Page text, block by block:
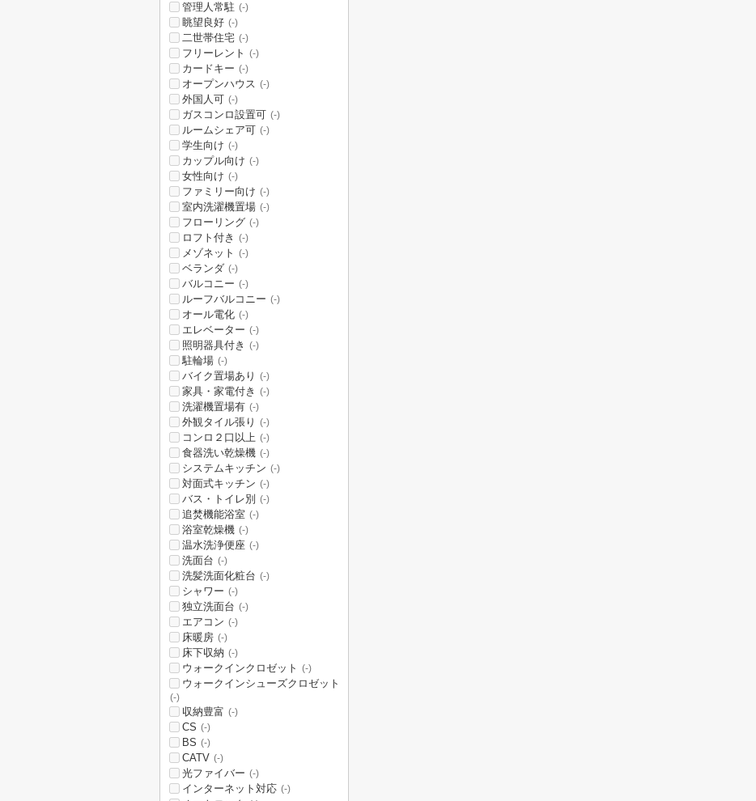
管理人常駐 (-)
眺望良好 (-)
二世帯住宅 (-)
フリーレント (-)
カードキー (-)
オープンハウス (-)
外国人可 (-)
ガスコンロ設置可 (-)
ルームシェア可 (-)
学生向け (-)
カップル向け (-)
女性向け (-)
ファミリー向け (-)
室内洗濯機置場 (-)
フローリング (-)
ロフト付き (-)
メゾネット (-)
ベランダ (-)
バルコニー (-)
ルーフバルコニー (-)
オール電化 (-)
エレベーター (-)
照明器具付き (-)
駐輪場 (-)
バイク置場あり (-)
家具・家電付き (-)
洗濯機置場有 (-)
外観タイル張り (-)
コンロ２口以上 (-)
食器洗い乾燥機 (-)
システムキッチン (-)
対面式キッチン (-)
バス・トイレ別 (-)
追焚機能浴室 (-)
浴室乾燥機 (-)
温水洗浄便座 (-)
洗面台 (-)
洗髪洗面化粧台 (-)
シャワー (-)
独立洗面台 (-)
エアコン (-)
床暖房 (-)
床下収納 (-)
ウォークインクロゼット (-)
ウォークインシューズクロゼット
(-)
収納豊富 (-)
CS (-)
BS (-)
CATV (-)
光ファイバー (-)
インターネット対応 (-)